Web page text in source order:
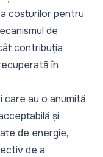
costurilor pentru
de
contribuția
în
care au o anumită
și
de energie,
de a